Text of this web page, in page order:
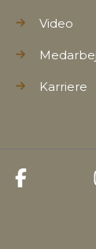
Video
Karriere